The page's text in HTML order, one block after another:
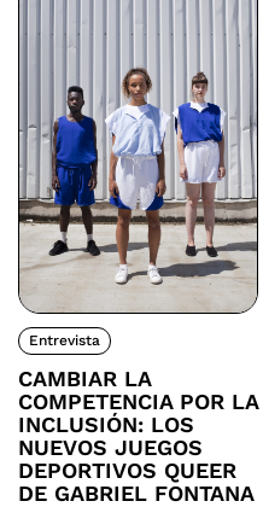
Entrevista
CAMBIAR LA
COMPETENCIA POR LA
INCLUSIÓN: LOS
NUEVOS JUEGOS
DEPORTIVOS QUEER
DE GABRIEL FONTANA